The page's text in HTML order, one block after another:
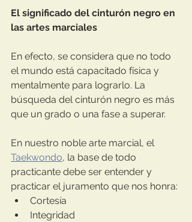
El significado del cinturón negro en
las artes marciales
En efecto, se considera que no todo
el mundo está capacitado física y
mentalmente para lograrlo. La
búsqueda del cinturón negro es más
que un grado o una fase a superar.
En nuestro noble arte marcial, el
Taekwondo, la base de todo
practicante debe ser entender y
practicar el juramento que nos honra:
Cortesía
Integridad